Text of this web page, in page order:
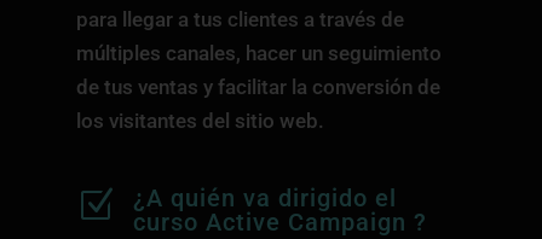
para llegar a tus clientes a través de
múltiples canales, hacer un seguimiento
de tus ventas y facilitar la conversión de
los visitantes del sitio web.
Z
¿A quién va dirigido el
curso Active Campaign ?